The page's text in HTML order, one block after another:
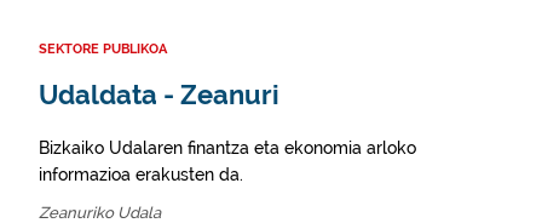
SEKTORE PUBLIKOA
Udaldata - Zeanuri
Bizkaiko Udalaren finantza eta ekonomia arloko
informazioa erakusten da.
Zeanuriko Udala